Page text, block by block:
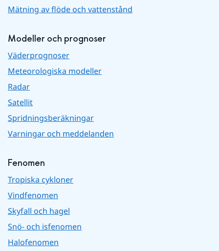
Mätning av flöde och vattenstånd
Modeller och prognoser
Väderprognoser
Meteorologiska modeller
Radar
Satellit
Spridningsberäkningar
Varningar och meddelanden
Fenomen
Tropiska cykloner
Vindfenomen
Skyfall och hagel
Snö- och isfenomen
Halofenomen